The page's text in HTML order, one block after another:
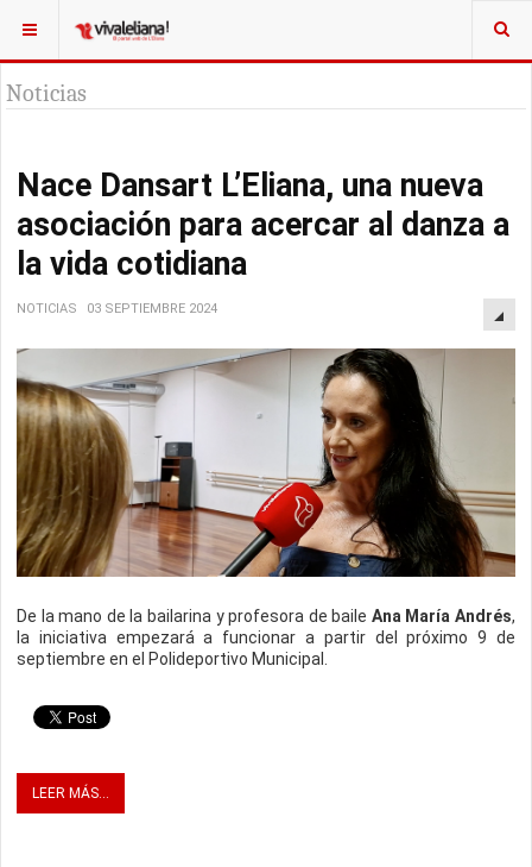
Noticias
Nace Dansart L’Eliana, una nueva
asociación para acercar al danza a
la vida cotidiana
NOTICIAS 03 SEPTIEMBRE 2024
De la mano de la bailarina y profesora de baile Ana María Andrés,
la iniciativa empezará a funcionar a partir del próximo 9 de
septiembre en el Polideportivo Municipal.
LEER MÁS...